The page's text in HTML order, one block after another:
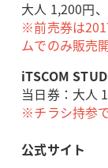
大人 1,200円
※前売券は
ムでのみ販売
iTSCOM
当日券：大人
※チラシ持参
公式サイト